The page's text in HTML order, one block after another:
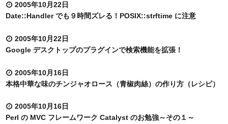
2005年10月22日
Date::Handler でも９時間ズレる！POSIX::strftime に注意
2005年10月22日
Google デスクトップのプラグインで検索機能を拡張！
2005年10月16日
本格中華な味のチンジャオロース（青椒肉絲）の作り方（レシピ）
2005年10月16日
Perl の MVC フレームワーク Catalyst のお勉強～その１～